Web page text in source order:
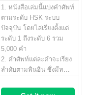
1. หนังสือเล่มนี้แบ่งคำศัพท์
ตามระดับ HSK ระบบ
ปัจจุบัน โดยไล่เรียงตั้งแต่
ระดับ 1 ถึงระดับ 6 รวม
5,000 คำ
2. คำศัพท์แต่ละคำจะเรียง
ลำดับตามพินอิน ซึ่งมีท…